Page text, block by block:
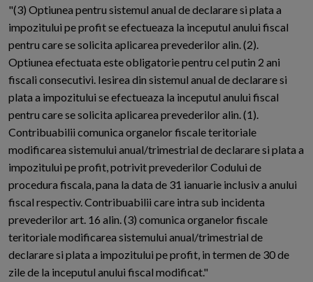
"(3) Optiunea pentru sistemul anual de declarare si plata a
impozitului pe profit se efectueaza la inceputul anului fiscal
pentru care se solicita aplicarea prevederilor alin. (2).
Optiunea efectuata este obligatorie pentru cel putin 2 ani
fiscali consecutivi. Iesirea din sistemul anual de declarare si
plata a impozitului se efectueaza la inceputul anului fiscal
pentru care se solicita aplicarea prevederilor alin. (1).
Contribuabilii comunica organelor fiscale teritoriale
modificarea sistemului anual/trimestrial de declarare si plata a
impozitului pe profit, potrivit prevederilor Codului de
procedura fiscala, pana la data de 31 ianuarie inclusiv a anului
fiscal respectiv. Contribuabilii care intra sub incidenta
prevederilor art. 16 alin. (3) comunica organelor fiscale
teritoriale modificarea sistemului anual/trimestrial de
declarare si plata a impozitului pe profit, in termen de 30 de
zile de la inceputul anului fiscal modificat."